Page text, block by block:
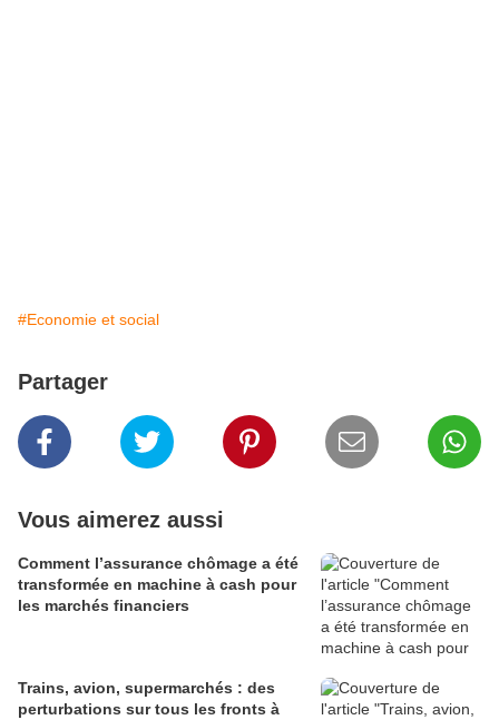
#Economie et social
Partager
Vous aimerez aussi
Comment l’assurance chômage a été
transformée en machine à cash pour
les marchés financiers
Trains, avion, supermarchés : des
perturbations sur tous les fronts à